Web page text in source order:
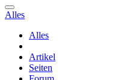
Alles
Alles
Artikel
Seiten